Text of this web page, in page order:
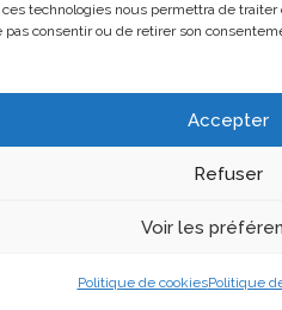
technologies nous permettra de
consentir ou de retirer son
Accepter
Refuser
Voir les
Politique de cookiesPolitique